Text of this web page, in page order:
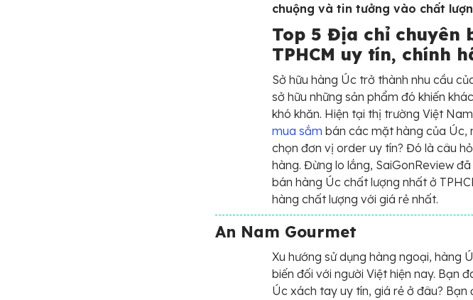
chuộng và tin tưởng vào chất
Top 5 Địa chỉ chuyên
TPHCM uy tín, chính
Sở hữu hàng Úc trở thành nhu cầu
sở hữu những sản phẩm đó khiến
khó khăn. Hiện tại thị trường Việt
mua sắm bán các mặt hàng của Úc,
chọn đơn vị order uy tín? Đó là câu
hàng. Đừng lo lắng, SaiGonReview
bán hàng Úc chất lượng nhất ở
hàng chất lượng với giá rẻ nhất.
An Nam Gourmet
Xu hướng sử dụng hàng ngoại, hàng
biến đối với người Việt hiện nay. Bạn
Úc xách tay uy tín, giá rẻ ở đâu?